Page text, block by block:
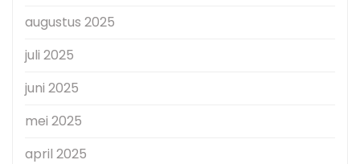
augustus 2025
juli 2025
juni 2025
mei 2025
april 2025